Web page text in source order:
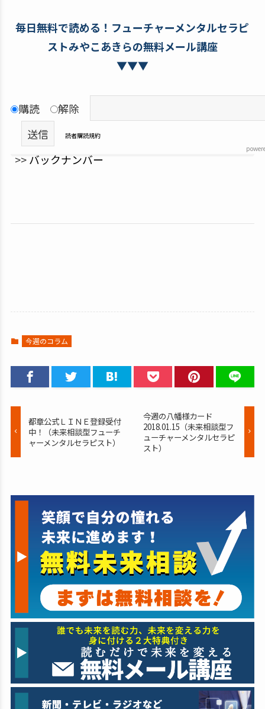
毎日無料で読める！フューチャーメンタルセラピ
ストみやこあきらの無料メール講座
▼▼▼
購読 解除
読者購読規約
>>バックナンバー
今週のコラム
都章公式ＬＩＮＥ登録受付
中！（未来相談型フューチ
ャーメンタルセラピスト）
今週の八幡様カード
2018.01.15（未来相談型フ
ューチャーメンタルセラピ
スト）